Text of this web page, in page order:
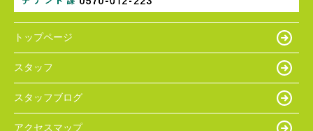
トップページ
スタッフ
スタッフブログ
アクセスマップ